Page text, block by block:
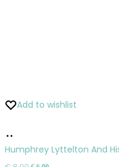
Add to wishlist
do
Humphrey Lyttelton And